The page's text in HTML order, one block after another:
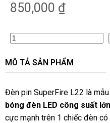
850,000 ₫
MÔ TẢ SẢN PHẨM
Đèn pin SuperFire L22 là
bóng đèn LED công suất
cực mạnh trên 1 chiếc đèn